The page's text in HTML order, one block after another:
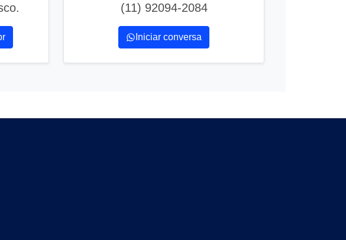
(11) 92094-2084
Iniciar conversa